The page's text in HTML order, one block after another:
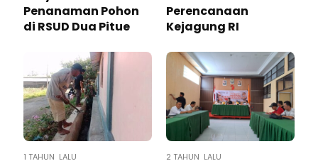
Penanaman Pohon
di RSUD Dua Pitue
Perencanaan
Kejagung RI
1 TAHUN LALU 2 TAHUN LALU